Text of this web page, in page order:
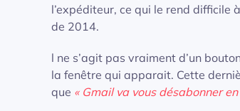
l’expéditeur, ce qui le rend
de 2014.
l ne s’agit pas vraiment d’un
la fenêtre qui apparait. Cette
que « Gmail va vous désabonner